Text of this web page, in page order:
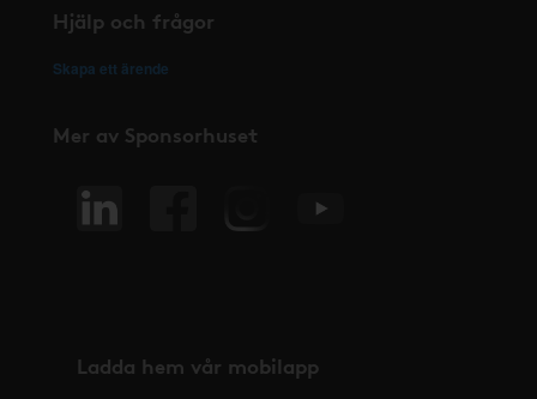
Hjälp och frågor
Skapa ett ärende
Mer av Sponsorhuset
Ladda hem vår mobilapp